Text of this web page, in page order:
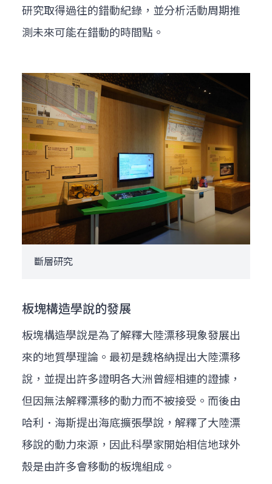
研究取得過往的錯動紀錄，並分析活動周期推
測未來可能在錯動的時間點。
斷層研究
板塊構造學說的發展
板塊構造學說是為了解釋大陸漂移現象發展出
來的地質學理論。最初是魏格納提出大陸漂移
說，並提出許多證明各大洲曾經相連的證據，
但因無法解釋漂移的動力而不被接受。而後由
哈利．海斯提出海底擴張學說，解釋了大陸漂
移說的動力來源，因此科學家開始相信地球外
殼是由許多會移動的板塊組成。